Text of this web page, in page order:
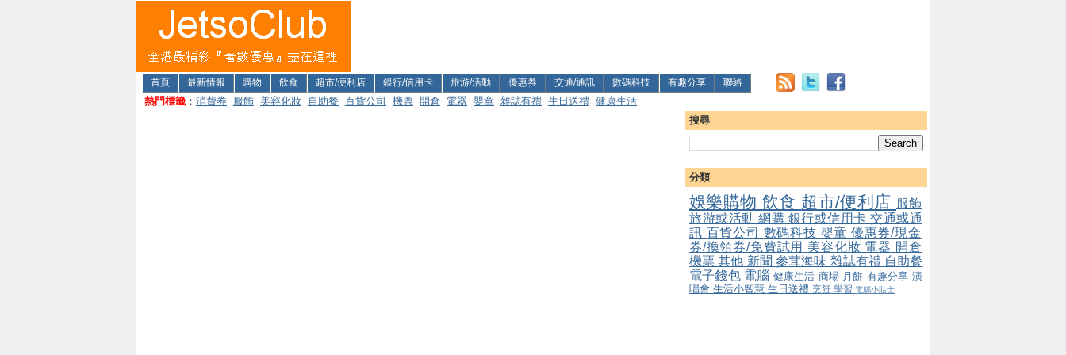
首頁 最新情報 購物 飲食 超市/便利店 銀行/信用卡 旅游/活動 優惠券 交通/通訊 數碼科技 有趣分享 聯絡
熱門標籤 ： 消費券 服飾 美容化妝 自助餐 百貨公司 機票 開倉 電器 嬰童 雜誌有禮 生日送禮 健康生活
搜尋
分類
娛樂購物 飲食 超市/便利店 服飾
旅游或活動 網購 銀行或信用卡 交通或通
訊 百貨公司 數碼科技 嬰童 優惠券/現金
券/換領券/免費試用 美容化妝 電器 開倉
機票其他 新聞參茸海味 雜誌有禮 自助餐
電子錢包 電腦 健康生活 商場 月餅 有趣分享 演
唱會 生活小智慧 生日送禮 烹飪 學習 電腦小貼士